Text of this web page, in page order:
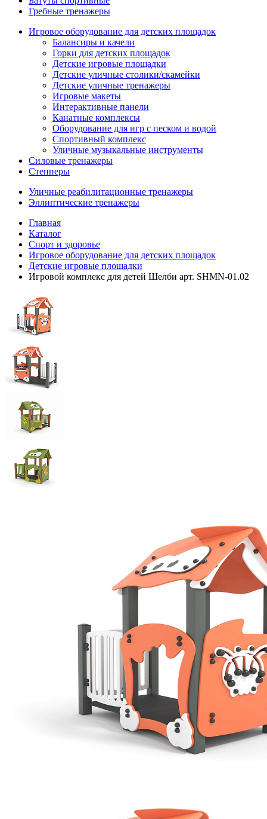
Гребные тренажеры
Игровое оборудование для детских площадок
Балансиры и качели
Горки для детских площадок
Детские игровые площадки
Детские уличные столики/скамейки
Детские уличные тренажеры
Игровые макеты
Интерактивные панели
Канатные комплексы
Оборудование для игр с песком и водой
Спортивный комплекс
Уличные музыкальные инструменты
Силовые тренажеры
Степперы
Уличные реабилитационные тренажеры
Эллиптические тренажеры
Главная
Каталог
Спорт и здоровье
Игровое оборудование для детских площадок
Детские игровые площадки
Игровой комплекс для детей Шелби арт. SHMN-01.02